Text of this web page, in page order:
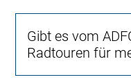
Gibt es vom
Radtouren für